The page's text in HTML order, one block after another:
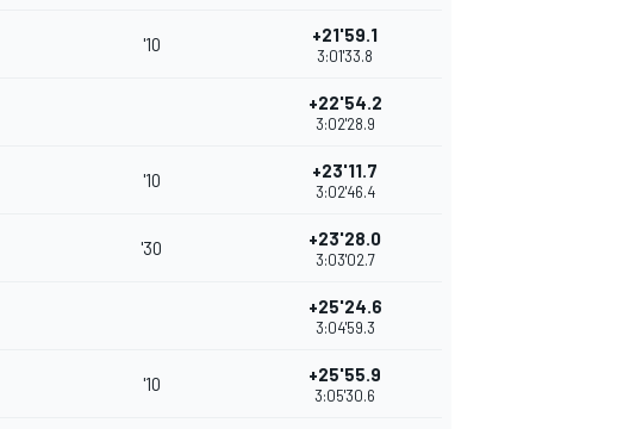
'10 +21'59.1
3:01'33.8
+22'54.2
3:02'28.9
'10 +23'11.7
3:02'46.4
'30 +23'28.0
3:03'02.7
+25'24.6
3:04'59.3
'10 +25'55.9
3:05'30.6